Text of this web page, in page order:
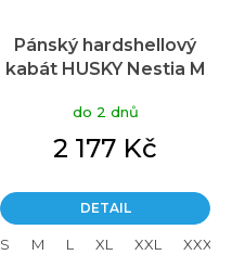
Pánský hardshellový
kabát HUSKY Nestia M
Průměrné
produktu
je
5,0
5
hvězdiček.
do 2 dnů
2 177 Kč
DETAIL
S M L XL XXL XXXL